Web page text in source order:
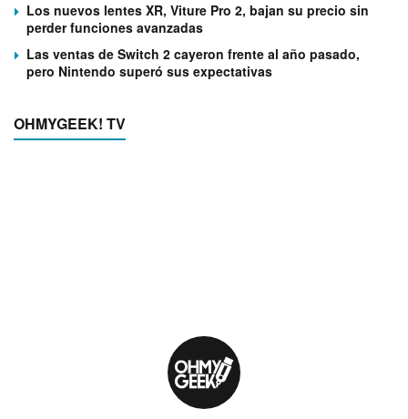
Los nuevos lentes XR, Viture Pro 2, bajan su precio sin
perder funciones avanzadas
Las ventas de Switch 2 cayeron frente al año pasado,
pero Nintendo superó sus expectativas
OHMYGEEK! TV